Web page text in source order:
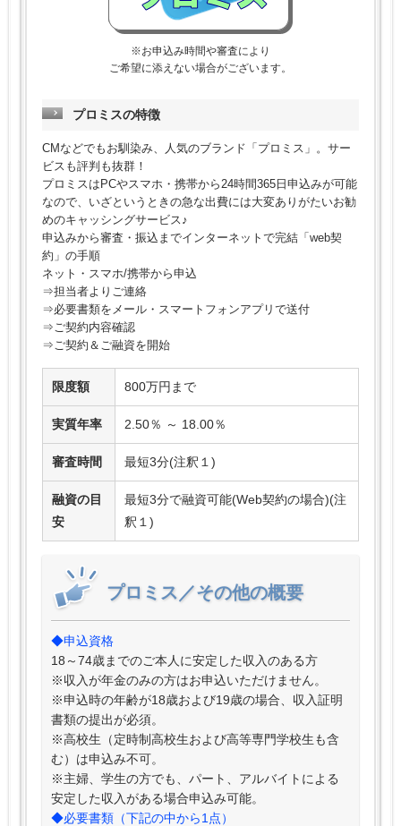
※お申込み時間や審査により
ご希望に添えない場合がございます。
プロミスの特徴
CMなどでもお馴染み、人気のブランド「プロミス」。サー
ビスも評判も抜群！
プロミスはPCやスマホ・携帯から24時間365日申込みが可能
なので、いざというときの急な出費には大変ありがたいお勧
めのキャッシングサービス♪
申込みから審査・振込までインターネットで完結「web契
約」の手順
ネット・スマホ/携帯から申込
⇒担当者よりご連絡
⇒必要書類をメール・スマートフォンアプリで送付
⇒ご契約内容確認
⇒ご契約＆ご融資を開始
限度額 800万円まで
実質年率 2.50％ ～ 18.00％
審査時間 最短3分(注釈１)
融資の目
安
最短3分で融資可能(Web契約の場合)(注
釈１)
プロミス／その他の概要
◆申込資格
18～74歳までのご本人に安定した収入のある方
※収入が年金のみの方はお申込いただけません。
※申込時の年齢が18歳および19歳の場合、収入証明
書類の提出が必須。
※高校生（定時制高校生および高等専門学校生も含
む）は申込み不可。
※主婦、学生の方でも、パート、アルバイトによる
安定した収入がある場合申込み可能。
◆必要書類（下記の中から1点）